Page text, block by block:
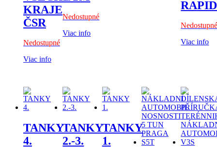
KRAJE
ČSR
Nedostupné
Viac info
Nedostupné
Viac info
RAPID
Viac info
TANKY
4.
TANKY
2.-3.
TANKY
1.